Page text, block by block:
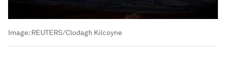
Image: REUTERS/Clodagh Kilcoyne